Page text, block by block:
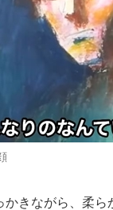
きながら、柔ら